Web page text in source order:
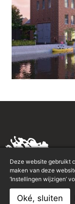
Deze website gebruikt
maken van deze
‘Instellingen wijzigen’
Oké, sluiten